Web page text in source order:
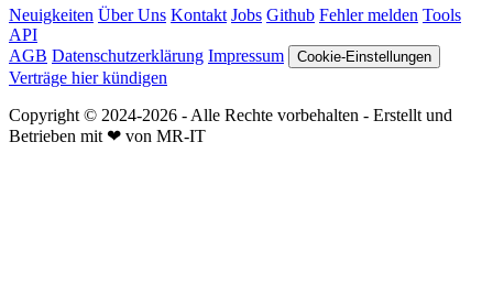
Neuigkeiten Über Uns Kontakt Jobs Github Fehler melden Tools
API
AGB Datenschutzerklärung Impressum Cookie-Einstellungen
Verträge hier kündigen
Copyright © 2024-2026 - Alle Rechte vorbehalten - Erstellt und
Betrieben mit ❤ von MR-IT